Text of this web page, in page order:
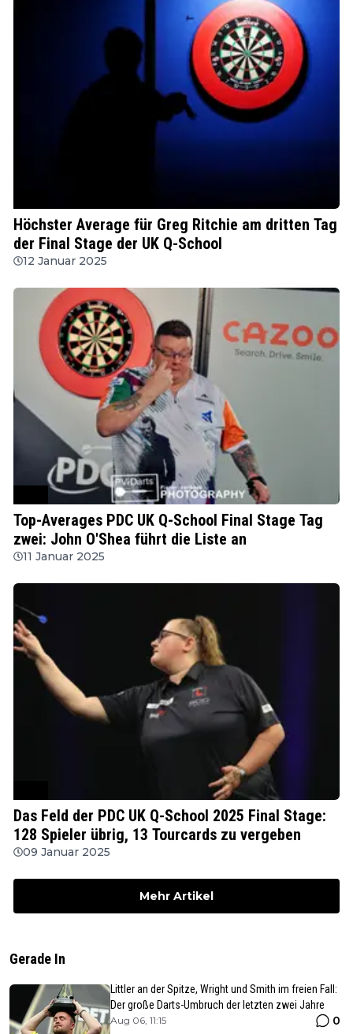
Höchster Average für Greg Ritchie am dritten Tag
der Final Stage der UK Q-School
12 Januar 2025
Top-Averages PDC UK Q-School Final Stage Tag
zwei: John O'Shea führt die Liste an
11 Januar 2025
Das Feld der PDC UK Q-School 2025 Final Stage:
128 Spieler übrig, 13 Tourcards zu vergeben
09 Januar 2025
Mehr Artikel
Gerade In
Littler an der Spitze, Wright und Smith im freien Fall:
Der große Darts-Umbruch der letzten zwei Jahre
Aug 06, 11:15 0